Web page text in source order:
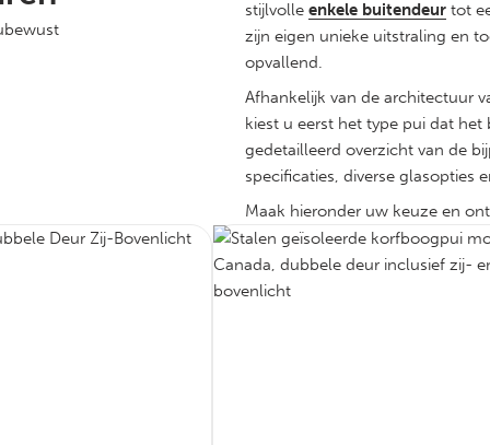
stijlvolle enkele buitendeur tot
zijn eigen unieke uitstraling en
opvallend.
Afhankelijk van de architectuur
kiest u eerst het type pui dat
gedetailleerd overzicht van de
specificaties, diverse glasopties
Maak hieronder uw keuze en